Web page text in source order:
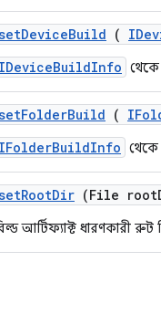
DeviceBuild (
IDeviceBuildInfo
FolderBuild (
IFolderBuildInfo
RootDir (File root
আর্টিফ্যাক্ট ধারণকারী